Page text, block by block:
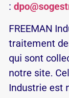
:
FREEMAN
traitement
qui sont
notre site.
Industrie est